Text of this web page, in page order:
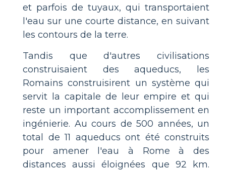
et parfois de tuyaux, qui transportaient
l'eau sur une courte distance, en suivant
les contours de la terre.
Tandis que d'autres civilisations
construisaient des aqueducs, les
Romains construisirent un système qui
servit la capitale de leur empire et qui
reste un important accomplissement en
ingénierie. Au cours de 500 années, un
total de 11 aqueducs ont été construits
pour amener l'eau à Rome à des
distances aussi éloignées que 92 km.